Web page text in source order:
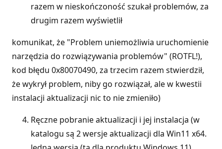
razem w nieskończoność szukał problemów, za
drugim razem wyświetlił
komunikat, że "Problem uniemożliwia uruchomienie
narzędzia do rozwiązywania problemów" (ROTFL!),
kod błędu 0x80070490, za trzecim razem stwierdził,
że wykrył problem, niby go rozwiązał, ale w kwestii
instalacji aktualizacji nic to nie zmieniło)
Ręczne pobranie aktualizacji i jej instalacja (w
katalogu są 2 wersje aktualizacji dla Win11 x64.